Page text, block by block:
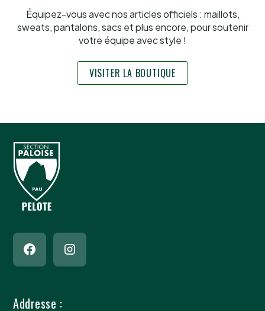
Équipez-vous avec nos articles officiels : maillots,
sweats, pantalons, sacs et plus encore, pour soutenir
votre équipe avec style !
VISITER LA BOUTIQUE
Addresse :